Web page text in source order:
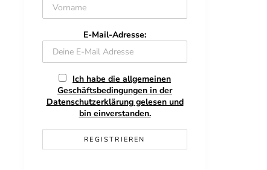
E-Mail-Adresse:
Ich habe die allgemeinen
Geschäftsbedingungen in der
Datenschutzerklärung gelesen und
bin einverstanden.